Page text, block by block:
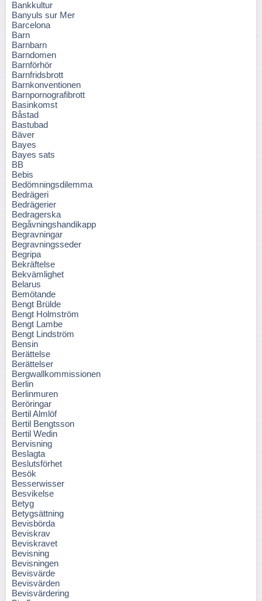
Bankkultur
Banyuls sur Mer
Barcelona
Barn
Barnbarn
Barndomen
Barnförhör
Barnfridsbrott
Barnkonventionen
Barnpornografibrott
Basinkomst
Båstad
Bastubad
Bäver
Bayes
Bayes sats
BB
Bebis
Bedömningsdilemma
Bedrägeri
Bedrägerier
Bedragerska
Begåvningshandikapp
Begravningar
Begravningsseder
Begripa
Bekräftelse
Bekvämlighet
Belarus
Bemötande
Bengt Brülde
Bengt Holmström
Bengt Lambe
Bengt Lindström
Bensin
Berättelse
Berättelser
Bergwallkommissionen
Berlin
Berlinmuren
Beröringar
Bertil Almlöf
Bertil Bengtsson
Bertil Wedin
Bervisning
Beslagta
Beslutsförhet
Besök
Besserwisser
Besvikelse
Betyg
Betygsättning
Bevisbörda
Beviskrav
Beviskravet
Bevisning
Bevisningen
Bevisvärde
Bevisvärden
Bevisvärdering